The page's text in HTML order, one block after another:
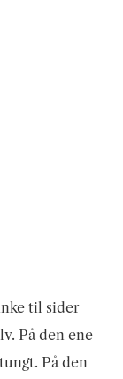
til sider
På den ene
På den